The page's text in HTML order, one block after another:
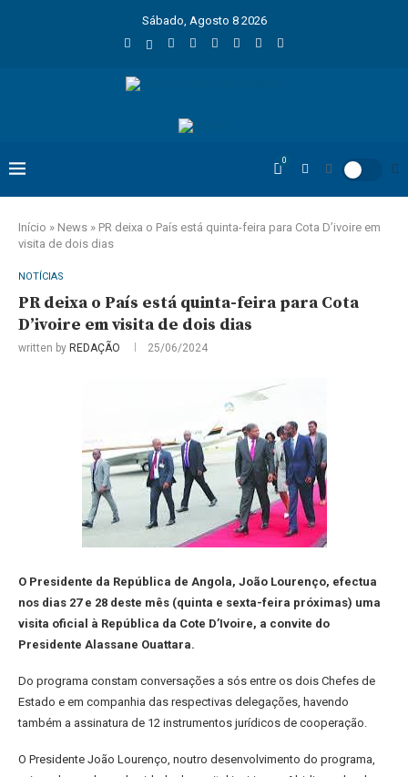
Sábado, Agosto 8 2026
0
Início » News » PR deixa o País está quinta-feira para Cota D’ivoire em
visita de dois dias
NOTÍCIAS
PR deixa o País está quinta-feira para Cota
D’ivoire em visita de dois dias
written by REDAÇÃO 25/06/2024
O Presidente da República de Angola, João Lourenço, efectua
nos dias 27 e 28 deste mês (quinta e sexta-feira próximas) uma
visita oficial à República da Cote D’Ivoire, a convite do
Presidente Alassane Ouattara.
Do programa constam conversações a sós entre os dois Chefes de
Estado e em companhia das respectivas delegações, havendo
também a assinatura de 12 instrumentos jurídicos de cooperação.
O Presidente João Lourenço, noutro desenvolvimento do programa,